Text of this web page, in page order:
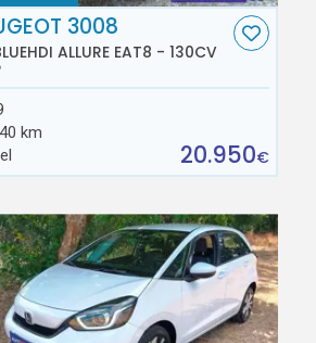
3008
ALLURE EAT8 - 130CV
km
20.950€